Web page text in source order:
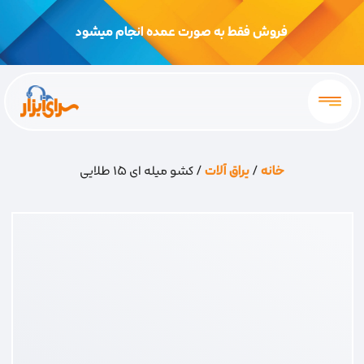
فروش فقط به صورت عمده انجام میشود
خانه/یراق آلات/ کشو میله ای 15 طلایی